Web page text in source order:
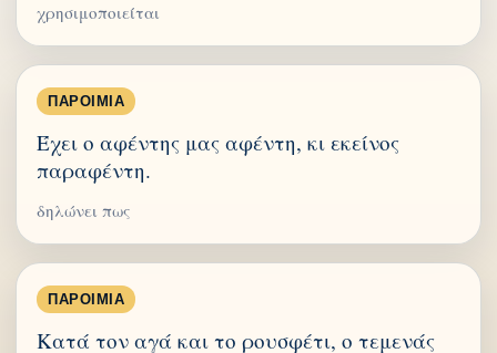
χρησιμοποιείται
ΠΑΡΟΙΜΊΑ
Έχει ο αφέντης μας αφέντη, κι εκείνος
παραφέντη.
δηλώνει πως
ΠΑΡΟΙΜΊΑ
Κατά τον αγά και το ρουσφέτι, ο τεμενάς